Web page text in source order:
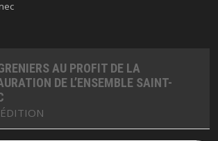
AU PROFIT DE LA
DE L’ENSEMBLE SAINT-